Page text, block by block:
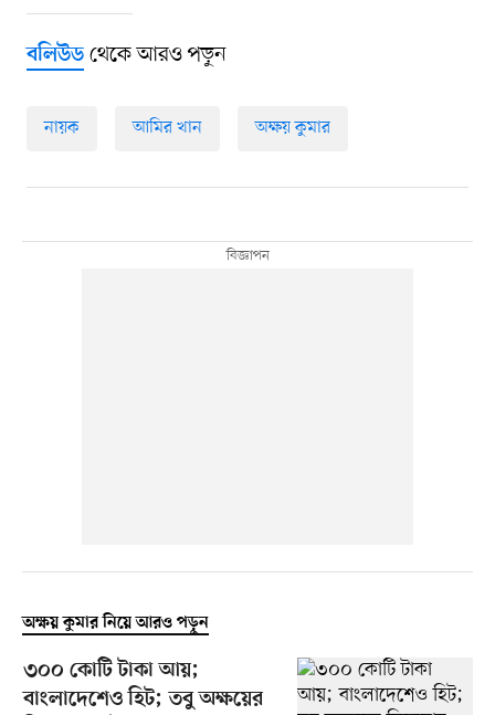
বলিউডথেকে আরও পড়ুন
নায়ক আমির খান অক্ষয় কুমার
অক্ষয় কুমার নিয়ে আরও পড়ুন
৩০০ কোটি টাকা আয়;
বাংলাদেশেও হিট; তবু অক্ষয়ের